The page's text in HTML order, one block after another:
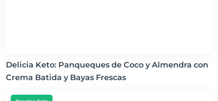
Delicia Keto: Panqueques de Coco y Almendra con
Crema Batida y Bayas Frescas